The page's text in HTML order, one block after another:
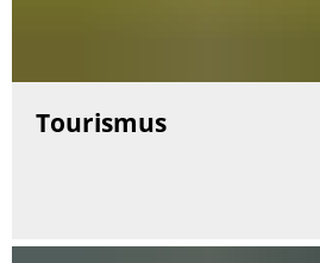
Tourismus